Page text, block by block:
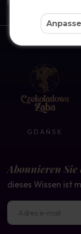
Prześlij opinię
GDAŃSK
Abonnieren
dieses Wissen ist